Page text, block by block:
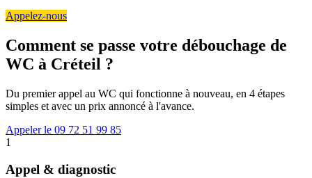
Appelez-nous
Comment se passe votre débouchage de
WC à Créteil ?
Du premier appel au WC qui fonctionne à nouveau, en 4 étapes
simples et avec un prix annoncé à l'avance.
Appeler le 09 72 51 99 85
1
Appel & diagnostic